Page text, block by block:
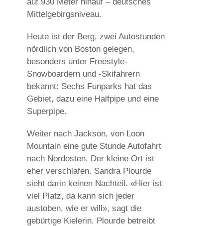
Mittelgebirgsniveau.
Heute ist der Berg, zwei Autostunden
nördlich von Boston gelegen,
besonders unter Freestyle-
Snowboardern und -Skifahrern
bekannt: Sechs Funparks hat das
Gebiet, dazu eine Halfpipe und eine
Superpipe.
Weiter nach Jackson, von Loon
Mountain eine gute Stunde Autofahrt
nach Nordosten. Der kleine Ort ist
eher verschlafen. Sandra Plourde
sieht darin keinen Nachteil. «Hier ist
viel Platz, da kann sich jeder
austoben, wie er will», sagt die
gebürtige Kielerin. Plourde betreibt